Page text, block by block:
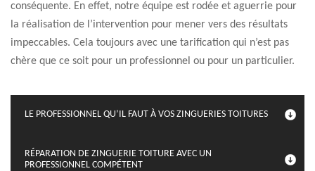
conséquente. En effet, notre équipe est rodée et aguerrie pour
la réalisation de l’intervention pour mener vers des résultats
impeccables. Cela toujours avec une tarification qui n’est pas
chère que ce soit pour un professionnel ou pour un particulier.
LE PROFESSIONNEL QU’IL FAUT À VOS ZINGUERIES TOITURES
RÉPARATION DE ZINGUERIE TOITURE AVEC UN
PROFESSIONNEL COMPÉTENT